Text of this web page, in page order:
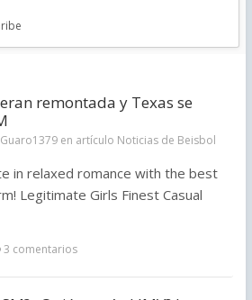
remontada y Texas se
en artículo Noticias de Beisbol
in relaxed romance with the best
Legitimate Girls Finest Сasual
3 comentarios